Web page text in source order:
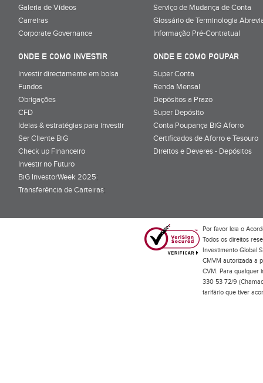
Galeria de Vídeos
Carreiras
Corporate Governance
Serviço de Mudança de Conta
Glossário de Terminologia
Informação Pré-Contratual
ONDE E COMO INVESTIR
Investir directamente em bolsa
Fundos
Obrigações
CFD
Ideias & estratégias para investir
Ser Cliente BiG
Check up Financeiro
Investir no Futuro
BiG InvestorWeek 2025;
Transferência de Carteiras;
ONDE E COMO POUPAR
Super Conta
Renda Mensal
Depósitos a Prazo
Super Depósito
Conta Poupança BiG Aforro
Certificados de Aforro e Tesouro
Direitos e Deveres - Depósitos
Por favor leia o
Todos os direitos
Investimento Global
CMVM autorizada a
CVM. Para qualquer
330 53 72/9
tarifário que tiver